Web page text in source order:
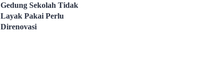
Gedung Sekolah Tidak
Layak Pakai Perlu
Direnovasi